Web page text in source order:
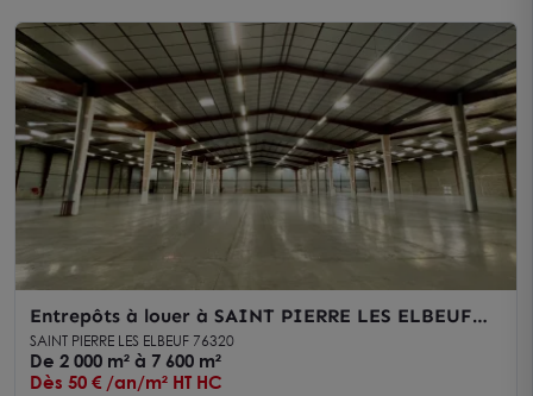
Entrepôts à louer à SAINT PIERRE LES ELBEUF
76320
SAINT PIERRE LES ELBEUF 76320
De 2 000 m² à 7 600 m²
Dès 50 € /an/m² HT HC